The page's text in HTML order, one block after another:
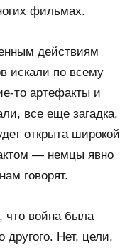
фильмах.
действиям
искали по всему
то артефакты и
все еще загадка,
открыта широкой
— немцы явно
говорят.
что война была
другого. Нет, цели,